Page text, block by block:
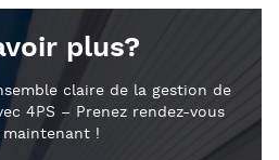
plus?
claire de la gestion de
4PS – Prenez rendez-vous
maintenant !